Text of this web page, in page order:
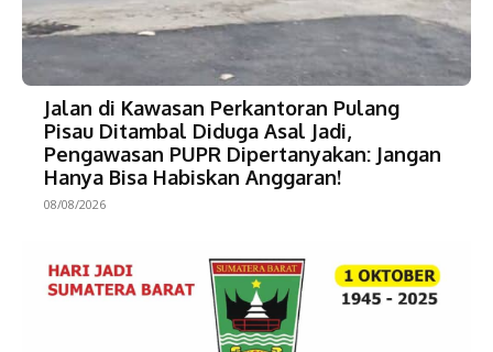
Jalan di Kawasan Perkantoran Pulang
Pisau Ditambal Diduga Asal Jadi,
Pengawasan PUPR Dipertanyakan: Jangan
Hanya Bisa Habiskan Anggaran!
08/08/2026